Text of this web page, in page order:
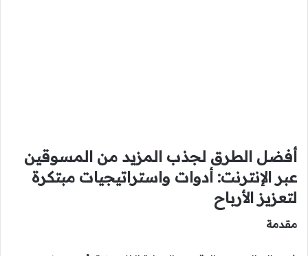
أفضل الطرق لجذب المزيد من المسوقين
عبر الإنترنت: أدوات واستراتيجيات مبتكرة
لتعزيز الأرباح
مقدمة